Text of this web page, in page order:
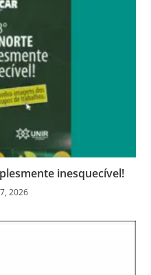
inesquecível!
2026